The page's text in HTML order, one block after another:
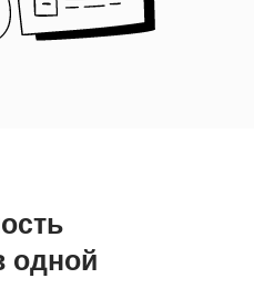
одной